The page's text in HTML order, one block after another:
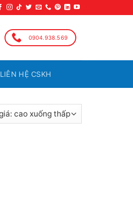
0904.938.569
LIÊN HỆ CSKH